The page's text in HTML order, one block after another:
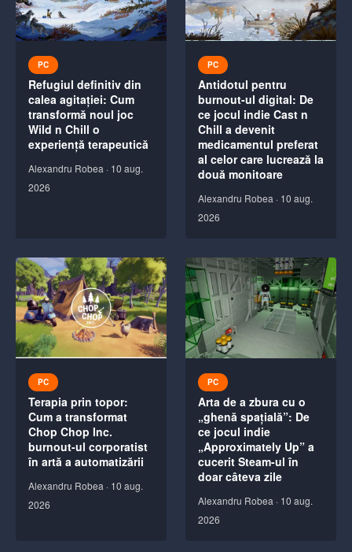
PC
Refugiul definitiv din
calea agitației: Cum
transformă noul joc
Wild n Chill o
experiență terapeutică
Alexandru Robea · 10 aug.
2026
PC
Antidotul pentru
burnout-ul digital: De
ce jocul indie Cast n
Chill a devenit
medicamentul preferat
al celor care lucrează la
două monitoare
Alexandru Robea · 10 aug.
2026
PC
Terapia prin topor:
Cum a transformat
Chop Chop Inc.
burnout-ul corporatist
în artă a automatizării
Alexandru Robea · 10 aug.
2026
PC
Arta de a zbura cu o
„ghenă spațială”: De
ce jocul indie
„Approximately Up” a
cucerit Steam-ul în
doar câteva zile
Alexandru Robea · 10 aug.
2026